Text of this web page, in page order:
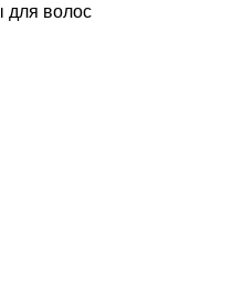
для волос